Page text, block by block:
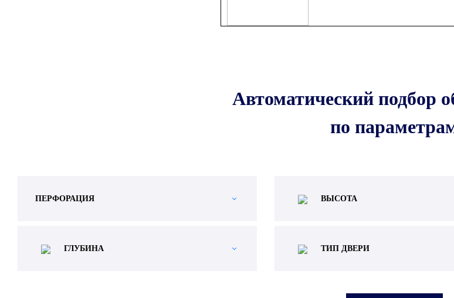
Автоматический подбор
по
ПЕРФОРАЦИЯ ВЫСОТА
ГЛУБИНА ТИП ДВЕРИ